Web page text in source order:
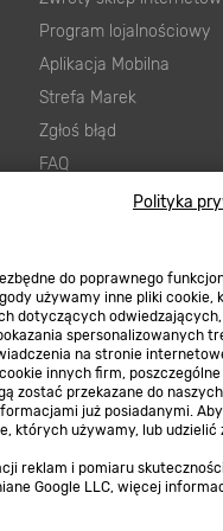
Polityka
do poprawnego
używamy inne pliki cookie,
dotyczących odwiedzających,
spersonalizowanych
na stronie
innych firm, poszczególne
zostać przekazane do naszych
już posiadanymi.
których używamy, lub udzielić
reklam i pomiaru
Google LLC, więcej
Program lojalnościowy
Aplikacja Mobilna
Strefa Marek
Zgłoś błąd
FAQ
Prawny obowiązek
Regulaminy
Regulaminy
Polityka prywatności